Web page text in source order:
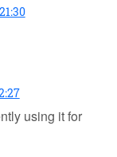
using it for